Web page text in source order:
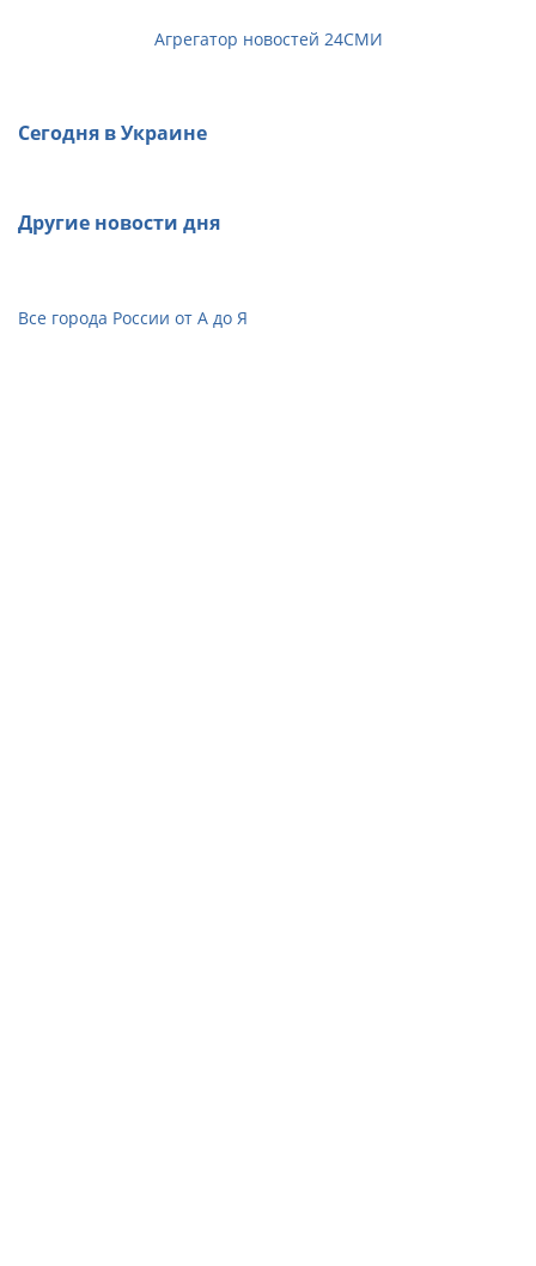
Агрегатор новостей 24СМИ
Сегодня в Украине
Другие новости дня
Все города России от А до Я